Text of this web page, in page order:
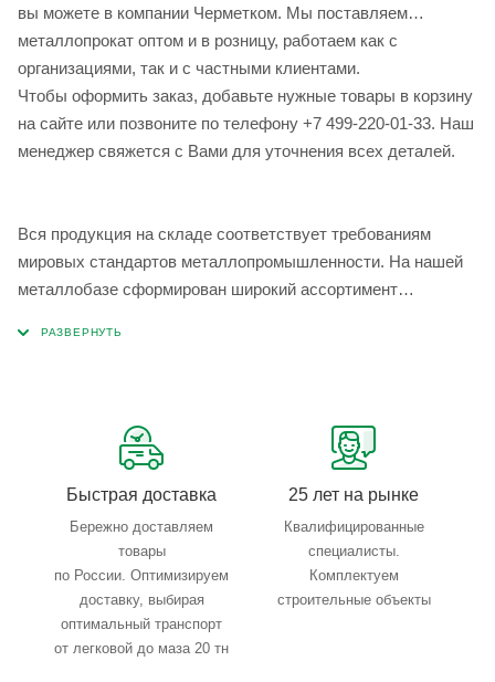
вы можете в компании Черметком. Мы поставляем
металлопрокат оптом и в розницу, работаем как с
организациями, так и с частными клиентами.
Чтобы оформить заказ, добавьте нужные товары в корзину
на сайте или позвоните по телефону +7 499-220-01-33. Наш
менеджер свяжется с Вами для уточнения всех деталей.
Вся продукция на складе соответствует требованиям
мировых стандартов металлопромышленности. На нашей
металлобазе сформирован широкий ассортимент
Быстрая доставка
Бережно доставляем
товары
по России. Оптимизируем
доставку, выбирая
оптимальный транспорт
от легковой до маза 20 тн
25 лет на рынке
Квалифицированные
специалисты.
Комплектуем
строительные объекты